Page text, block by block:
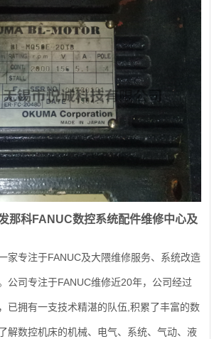
那科FANUC数控系统配件维修中心及
家专注于FANUC及大隈维修服务、系统改造
公司专注于FANUC维修近20年，公司经过
已拥有一支技术精湛的队伍 积累了丰富的数
解数控机床的机械、电气、系统、气动、液